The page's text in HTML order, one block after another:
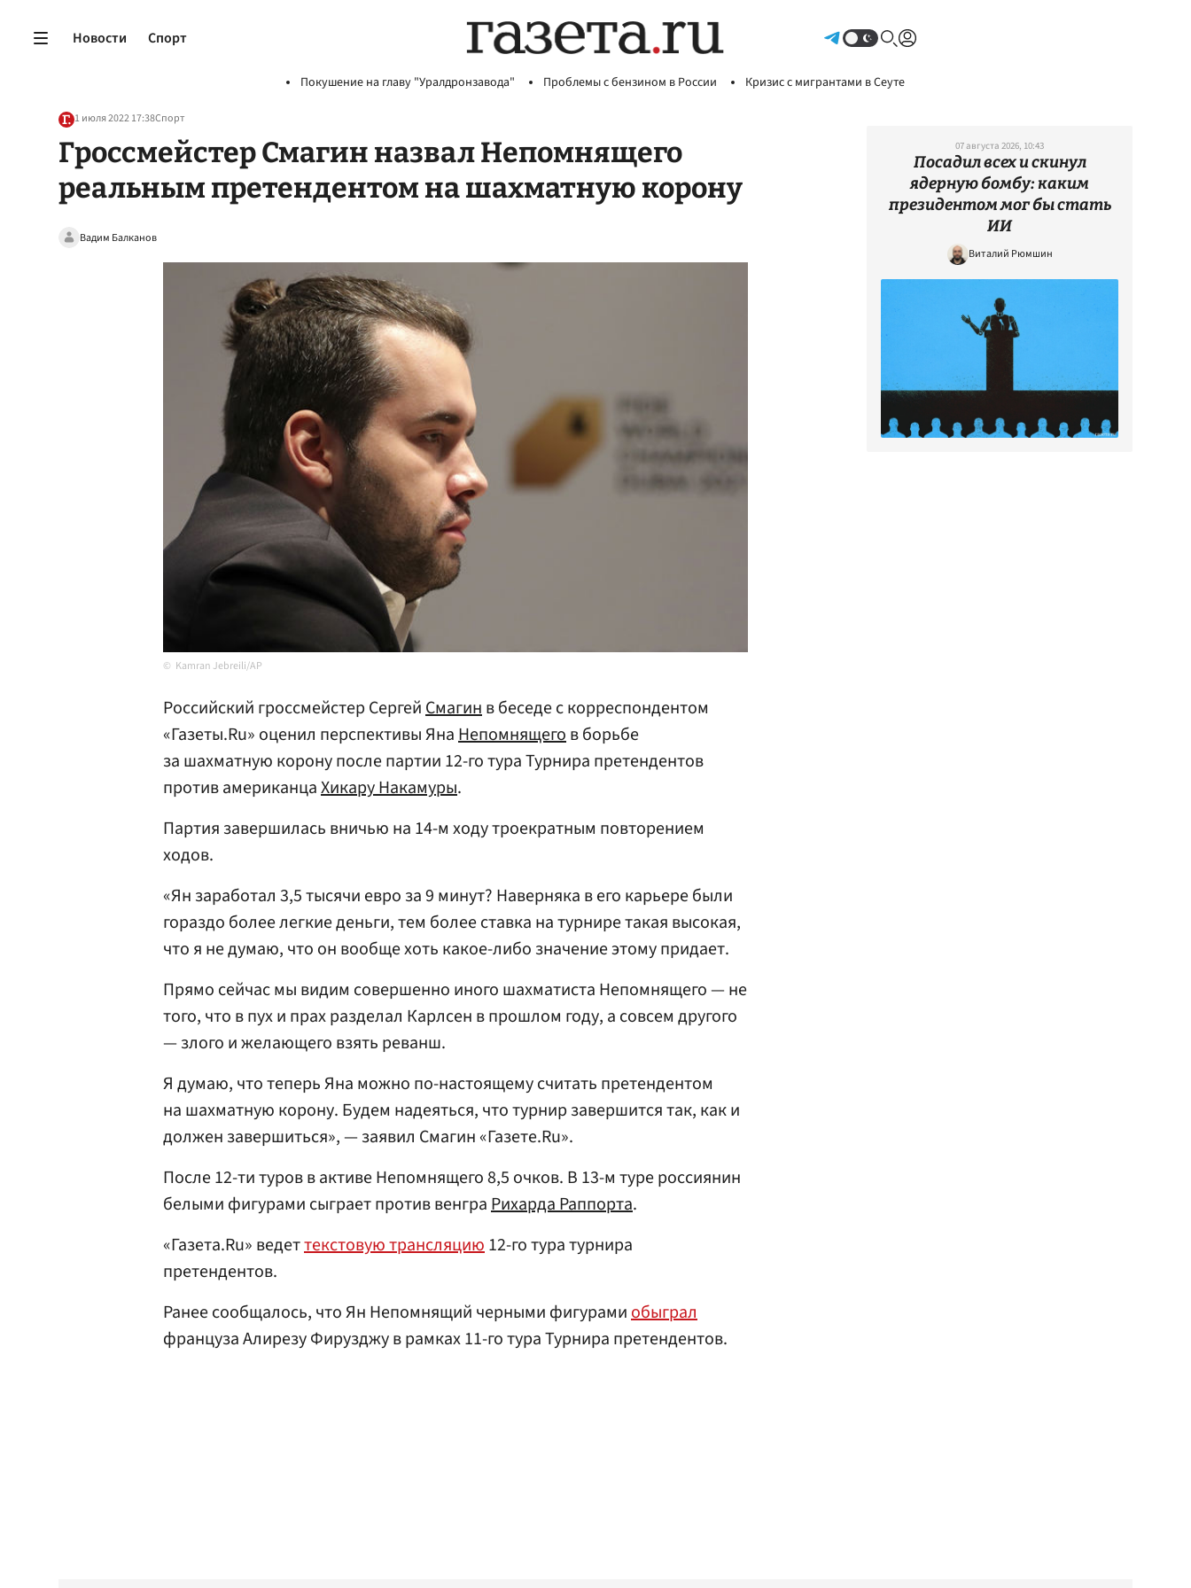
Новости Спорт
Покушение на главу "Уралдронзавода" Проблемы с бензином в России Кризис с мигрантами в Сеуте
1 июля 2022 17:38Спорт
Гроссмейстер Смагин назвал Непомнящего
реальным претендентом на шахматную корону
Вадим Балканов
Kamran Jebreili/AP
Российский гроссмейстер СергейСмагинв беседе с корреспондентом
«Газеты.Ru» оценил перспективы ЯнаНепомнящегов борьбе
за шахматную корону после партии 12-го тура Турнира претендентов
против американцаХикару Накамуры.
Партия завершилась вничью на 14-м ходу троекратным повторением
ходов.
«Ян заработал 3,5 тысячи евро за 9 минут? Наверняка в его карьере были
гораздо более легкие деньги, тем более ставка на турнире такая высокая,
что я не думаю, что он вообще хоть какое-либо значение этому придает.
Прямо сейчас мы видим совершенно иного шахматиста Непомнящего — не
того, что в пух и прах разделал Карлсен в прошлом году, а совсем другого
— злого и желающего взять реванш.
Я думаю, что теперь Яна можно по-настоящему считать претендентом
на шахматную корону. Будем надеяться, что турнир завершится так, как и
должен завершиться», — заявил Смагин «Газете.Ru».
После 12-ти туров в активе Непомнящего 8,5 очков. В 13-м туре россиянин
белыми фигурами сыграет против венграРихарда Раппорта.
«Газета.Ru» ведеттекстовую трансляцию12-го тура турнира
претендентов.
Ранее сообщалось, что Ян Непомнящий черными фигурамиобыграл
француза Алирезу Фирузджу в рамках 11-го тура Турнира претендентов.
07 августа 2026, 10:43
Посадил всех и скинул
ядерную бомбу: каким
президентом мог бы стать
ИИ
Виталий Рюмшин